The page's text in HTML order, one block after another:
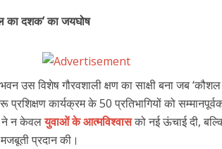
का दशक’ का जयघोष
उस विशेष गौरवशाली क्षण का साक्षी बना जब
कार्यक्रम के 50 प्रतिभागियों को
ने न केवलयुवाओं के आत्मविश्वासको नई ऊंचाई दी,
प्रदान की।